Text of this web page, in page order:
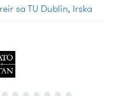
sa TU Dublin, Irska